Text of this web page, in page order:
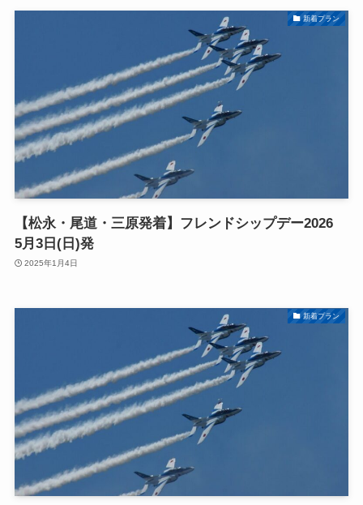
新着プラン
【松永・尾道・三原発着】フレンドシップデー2026
5月3日(日)発
2025年1月4日
新着プラン